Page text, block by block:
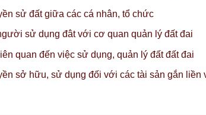
sử đất giữa các cá nhân, tổ chức
sử dụng đât với cơ quan quản lý đất đai
quan đến việc sử dụng, quản lý đất đất đai
sở hữu, sử dụng đối với các tài sản gắn liền